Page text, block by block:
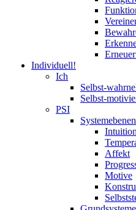
Individuell!
Ich
Selbst-
Selbst-
PSI
Systemebenen
Intuition
Affekt
Motive